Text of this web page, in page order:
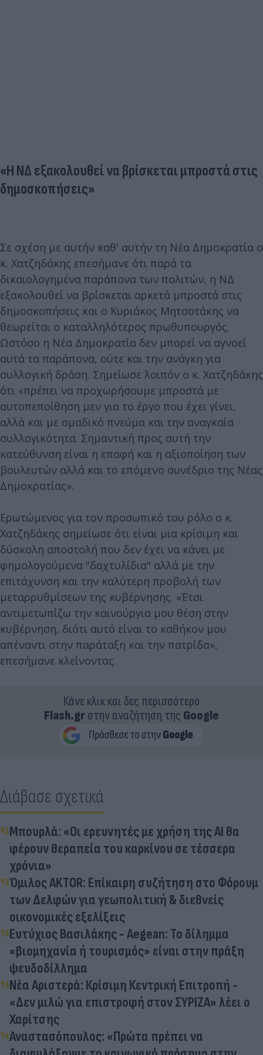
«Η ΝΔ εξακολουθεί να βρίσκεται μπροστά στις
δημοσκοπήσεις»
Σε σχέση με αυτήν καθ' αυτήν τη Νέα Δημοκρατία ο
κ. Χατζηδάκης επεσήμανε ότι παρά τα
δικαιολογημένα παράπονα των πολιτών, η ΝΔ
εξακολουθεί να βρίσκεται αρκετά μπροστά στις
δημοσκοπήσεις και ο Κυριάκος Μητσοτάκης να
θεωρείται ο καταλληλότερος πρωθυπουργός.
Ωστόσο η Νέα Δημοκρατία δεν μπορεί να αγνοεί
αυτά τα παράπονα, ούτε και την ανάγκη για
συλλογική δράση. Σημείωσε λοιπόν ο κ. Χατζηδάκης
ότι «πρέπει να προχωρήσουμε μπροστά με
αυτοπεποίθηση μεν για το έργο που έχει γίνει,
αλλά και με ομαδικό πνεύμα και την αναγκαία
συλλογικότητα. Σημαντική προς αυτή την
κατεύθυνση είναι η επαφή και η αξιοποίηση των
βουλευτών αλλά και το επόμενο συνέδριο της Νέας
Δημοκρατίας».
Ερωτώμενος για τον προσωπικό του ρόλο ο κ.
Χατζηδάκης σημείωσε ότι είναι μια κρίσιμη και
δύσκολη αποστολή που δεν έχει να κάνει με
φημολογούμενα "δαχτυλίδια" αλλά με την
επιτάχυνση και την καλύτερη προβολή των
μεταρρυθμίσεων της κυβέρνησης. «Έτσι
αντιμετωπίζω την καινούργια μου θέση στην
κυβέρνηση, διότι αυτό είναι το καθήκον μου
απέναντι στην παράταξη και την πατρίδα»,
επεσήμανε κλείνοντας.
Κάνε κλικ και δες περισσότερο
Flash.grστην αναζήτηση της Google
Διάβασε σχετικά
Μπουρλά: «Οι ερευνητές με χρήση της ΑΙ θα
φέρουν θεραπεία του καρκίνου σε τέσσερα
χρόνια»
Όμιλος AKTOR: Επίκαιρη συζήτηση στο Φόρουμ
των Δελφών για γεωπολιτική & διεθνείς
οικονομικές εξελίξεις
Ευτύχιος Βασιλάκης - Aegean: Το δίλημμα
«βιομηχανία ή τουρισμός» είναι στην πράξη
ψευδοδίλλημα
Νέα Αριστερά: Κρίσιμη Κεντρική Επιτροπή -
«Δεν μιλώ για επιστροφή στον ΣΥΡΙΖΑ» λέει ο
Χαρίτσης
Αναστασόπουλος: «Πρώτα πρέπει να